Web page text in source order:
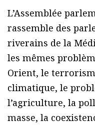
L’Assemblée
rassemble des
riverains de la
les mêmes
Orient, le
climatique, le
l’agriculture, la
masse, la